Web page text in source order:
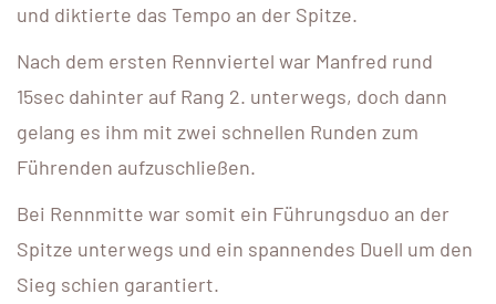
und diktierte das Tempo an der Spitze.
Nach dem ersten Rennviertel war Manfred rund
15sec dahinter auf Rang 2. unterwegs, doch dann
gelang es ihm mit zwei schnellen Runden zum
Führenden aufzuschließen.
Bei Rennmitte war somit ein Führungsduo an der
Spitze unterwegs und ein spannendes Duell um den
Sieg schien garantiert.